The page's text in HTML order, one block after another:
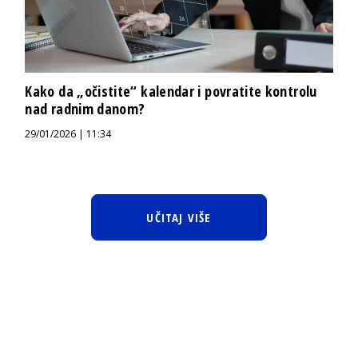
Kako da „očistite“ kalendar i povratite kontrolu
nad radnim danom?
29/01/2026 | 11:34
UČITAJ VIŠE